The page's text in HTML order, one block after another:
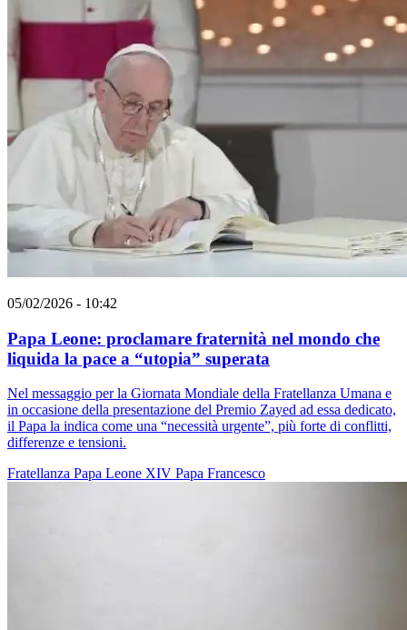
05/02/2026 - 10:42
Papa Leone: proclamare fraternità nel mondo che
liquida la pace a “utopia” superata
Nel messaggio per la Giornata Mondiale della Fratellanza Umana e
in occasione della presentazione del Premio Zayed ad essa dedicato,
il Papa la indica come una “necessità urgente”, più forte di conflitti,
differenze e tensioni.
Fratellanza Papa Leone XIV Papa Francesco